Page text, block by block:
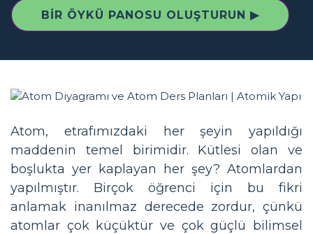
BIR ÖYKÜ PANOSU OLUŞTURUN ▶
Atom, etrafımızdaki her şeyin yapıldığı
maddenin temel birimidir. Kütlesi olan ve
boşlukta yer kaplayan her şey? Atomlardan
yapılmıştır. Birçok öğrenci için bu fikri
anlamak inanılmaz derecede zordur, çünkü
atomlar çok küçüktür ve çok güçlü bilimsel